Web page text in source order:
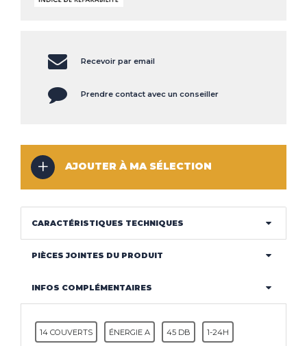
Recevoir par email
Prendre contact avec un conseiller
AJOUTER À MA SÉLECTION
CARACTÉRISTIQUES TECHNIQUES
PIÈCES JOINTES DU PRODUIT
INFOS COMPLÉMENTAIRES
14 COUVERTS ÉNERGIE A 45 DB 1-24H
CONSEILS
ACTUALITÉS
Haut de la page